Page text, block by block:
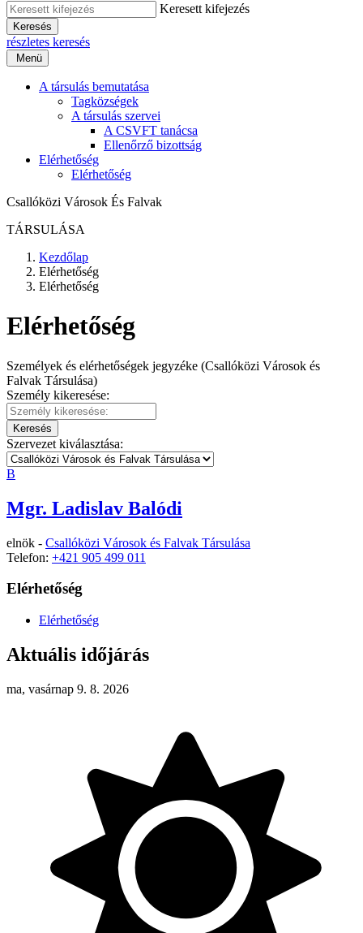
Keresett kifejezés
Keresés
részletes keresés
Menü
A társulás bemutatása
Tagközségek
A társulás szervei
A CSVFT tanácsa
Ellenőrző bizottság
Elérhetőség
Elérhetőség
Csallóközi Városok És Falvak
TÁRSULÁSA
Kezdőlap
Elérhetőség
Elérhetőség
Elérhetőség
Személyek és elérhetőségek jegyzéke (Csallóközi Városok és
Falvak Társulása)
Személy kikeresése:
Keresés
Szervezet kiválasztása:
B
Mgr. Ladislav Balódi
elnök - Csallóközi Városok és Falvak Társulása
Telefon: +421 905 499 011
Elérhetőség
Elérhetőség
Aktuális időjárás
ma, vasárnap 9. 8. 2026